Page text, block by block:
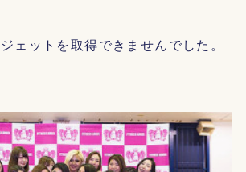
ェットを取得できませんでした。